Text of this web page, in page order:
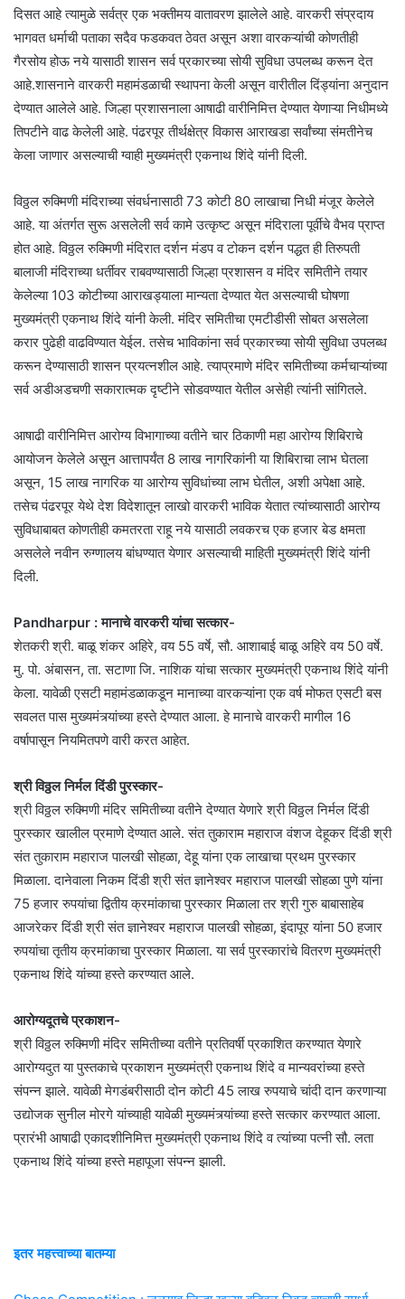
दिसत आहे त्यामुळे सर्वत्र एक भक्तीमय वातावरण झालेले आहे. वारकरी संप्रदाय
भागवत धर्माची पताका सदैव फडकवत ठेवत असून अशा वारकऱ्यांची कोणतीही
गैरसोय होऊ नये यासाठी शासन सर्व प्रकारच्या सोयी सुविधा उपलब्ध करून देत
आहे.शासनाने वारकरी महामंडळाची स्थापना केली असून वारीतील दिंड्यांना अनुदान
देण्यात आलेले आहे. जिल्हा प्रशासनाला आषाढी वारीनिमित्त देण्यात येणाऱ्या निधीमध्ये
तिपटीने वाढ केलेली आहे. पंढरपूर तीर्थक्षेत्र विकास आराखडा सर्वांच्या संमतीनेच
केला जाणार असल्याची ग्वाही मुख्यमंत्री एकनाथ शिंदे यांनी दिली.
विठ्ठल रुक्मिणी मंदिराच्या संवर्धनासाठी 73 कोटी 80 लाखाचा निधी मंजूर केलेले
आहे. या अंतर्गत सुरू असलेली सर्व कामे उत्कृष्ट असून मंदिराला पूर्वीचे वैभव प्राप्त
होत आहे. विठ्ठल रुक्मिणी मंदिरात दर्शन मंडप व टोकन दर्शन पद्धत ही तिरुपती
बालाजी मंदिराच्या धर्तीवर राबवण्यासाठी जिल्हा प्रशासन व मंदिर समितीने तयार
केलेल्या 103 कोटीच्या आराखड्याला मान्यता देण्यात येत असल्याची घोषणा
मुख्यमंत्री एकनाथ शिंदे यांनी केली. मंदिर समितीचा एमटीडीसी सोबत असलेला
करार पुढेही वाढविण्यात येईल. तसेच भाविकांना सर्व प्रकारच्या सोयी सुविधा उपलब्ध
करून देण्यासाठी शासन प्रयत्नशील आहे. त्याप्रमाणे मंदिर समितीच्या कर्मचाऱ्यांच्या
सर्व अडीअडचणी सकारात्मक दृष्टीने सोडवण्यात येतील असेही त्यांनी सांगितले.
आषाढी वारीनिमित्त आरोग्य विभागाच्या वतीने चार ठिकाणी महा आरोग्य शिबिराचे
आयोजन केलेले असून आत्तापर्यंत 8 लाख नागरिकांनी या शिबिराचा लाभ घेतला
असून, 15 लाख नागरिक या आरोग्य सुविधांच्या लाभ घेतील, अशी अपेक्षा आहे.
तसेच पंढरपूर येथे देश विदेशातून लाखो वारकरी भाविक येतात त्यांच्यासाठी आरोग्य
सुविधाबाबत कोणतीही कमतरता राहू नये यासाठी लवकरच एक हजार बेड क्षमता
असलेले नवीन रुग्णालय बांधण्यात येणार असल्याची माहिती मुख्यमंत्री शिंदे यांनी
दिली.
Pandharpur : मानाचे वारकरी यांचा सत्कार-
शेतकरी श्री. बाळू शंकर अहिरे, वय 55 वर्षे, सौ. आशाबाई बाळू अहिरे वय 50 वर्षे.
मु. पो. अंबासन, ता. सटाणा जि. नाशिक यांचा सत्कार मुख्यमंत्री एकनाथ शिंदे यांनी
केला. यावेळी एसटी महामंडळाकडून मानाच्या वारकऱ्यांना एक वर्ष मोफत एसटी बस
सवलत पास मुख्यमंत्र्यांच्या हस्ते देण्यात आला. हे मानाचे वारकरी मागील 16
वर्षापासून नियमितपणे वारी करत आहेत.
श्री विठ्ठल निर्मल दिंडी पुरस्कार-
श्री विठ्ठल रुक्मिणी मंदिर समितीच्या वतीने देण्यात येणारे श्री विठ्ठल निर्मल दिंडी
पुरस्कार खालील प्रमाणे देण्यात आले. संत तुकाराम महाराज वंशज देहूकर दिंडी श्री
संत तुकाराम महाराज पालखी सोहळा, देहू यांना एक लाखाचा प्रथम पुरस्कार
मिळाला. दानेवाला निकम दिंडी श्री संत ज्ञानेश्वर महाराज पालखी सोहळा पुणे यांना
75 हजार रुपयांचा द्वितीय क्रमांकाचा पुरस्कार मिळाला तर श्री गुरु बाबासाहेब
आजरेकर दिंडी श्री संत ज्ञानेश्वर महाराज पालखी सोहळा, इंदापूर यांना 50 हजार
रुपयांचा तृतीय क्रमांकाचा पुरस्कार मिळाला. या सर्व पुरस्कारांचे वितरण मुख्यमंत्री
एकनाथ शिंदे यांच्या हस्ते करण्यात आले.
आरोग्यदूतचे प्रकाशन-
श्री विठ्ठल रुक्मिणी मंदिर समितीच्या वतीने प्रतिवर्षी प्रकाशित करण्यात येणारे
आरोग्यदुत या पुस्तकाचे प्रकाशन मुख्यमंत्री एकनाथ शिंदे व मान्यवरांच्या हस्ते
संपन्न झाले. यावेळी मेगडंबरीसाठी दोन कोटी 45 लाख रुपयाचे चांदी दान करणाऱ्या
उद्योजक सुनील मोरगे यांच्याही यावेळी मुख्यमंत्र्यांच्या हस्ते सत्कार करण्यात आला.
प्रारंभी आषाढी एकादशीनिमित्त मुख्यमंत्री एकनाथ शिंदे व त्यांच्या पत्नी सौ. लता
एकनाथ शिंदे यांच्या हस्ते महापूजा संपन्न झाली.
इतर महत्त्वाच्या बातम्या